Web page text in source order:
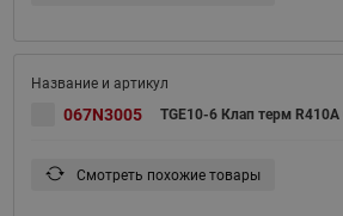
067N3005 TGE10-6 Клап терм R410A
Смотреть похожие товары